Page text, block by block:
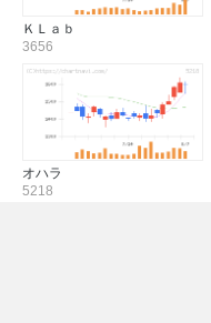
ＫＬａｂ
3656
オハラ
5218